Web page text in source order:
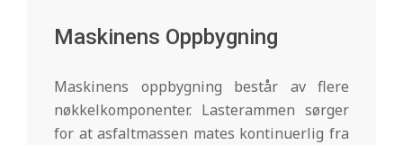
Maskinens Oppbygning
Maskinens oppbygning består av flere
nøkkelkomponenter. Lasterammen sørger
for at asfaltmassen mates kontinuerlig fra